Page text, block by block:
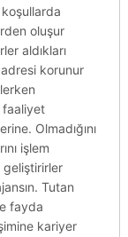
oluşur
aldıkları
korunur
faaliyet
Olmadığını
işlem
geliştirirler
Tutan
fayda
kariyer